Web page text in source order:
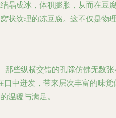
晶成冰，体积膨胀，从而在豆
状纹理的冻豆腐。这不仅是物
那些纵横交错的孔隙仿佛无数
中迸发，带来层次丰富的味觉
温暖与满足。